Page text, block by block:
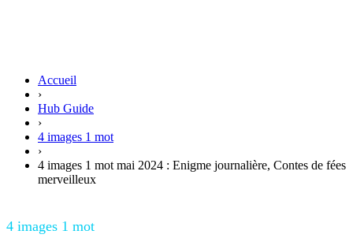
Accueil
›
Hub Guide
›
4 images 1 mot
›
4 images 1 mot mai 2024 : Enigme journalière, Contes de fées
merveilleux
4 images 1 mot